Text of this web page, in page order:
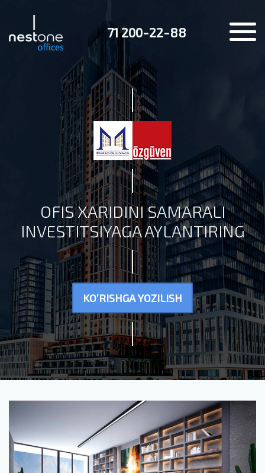
71 200-22-88
OFIS XARIDINI SAMARALI
INVESTITSIYAGA AYLANTIRING
KO’RISHGA YOZILISH